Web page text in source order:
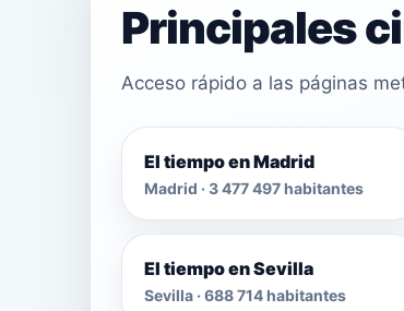
Principales
Acceso rápido a las páginas
El tiempo en Madrid
Madrid · 3 477 497 habitantes
El tiempo en Sevilla
Sevilla · 688 714 habitantes